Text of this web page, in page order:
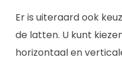
Er is uiteraard ook
de latten. U kunt
horizontaal en